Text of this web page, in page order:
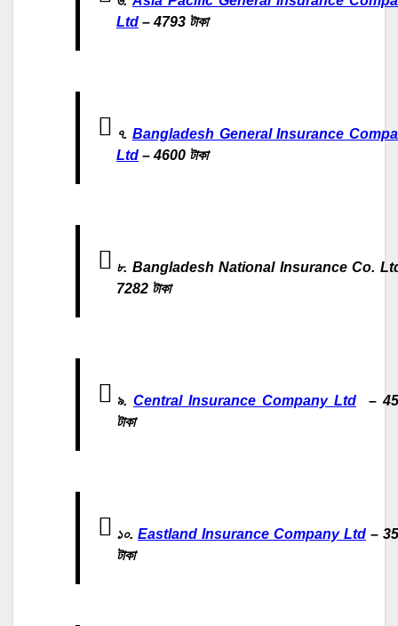
Ltd – 4793 টাকা
৭. Bangladesh General Insurance
Ltd – 4600 টাকা
৮. Bangladesh National Insurance Co.
7282 টাকা
৯. Central Insurance Company Ltd –
টাকা
১০. Eastland Insurance Company Ltd –
টাকা